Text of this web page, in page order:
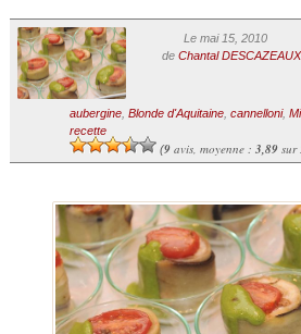
Le mai 15, 2010
de Chantal DESCAZEAUX
aubergine, Blonde d'Aquitaine, cannelloni,
recette
(9avis, moyenne : 3,89sur